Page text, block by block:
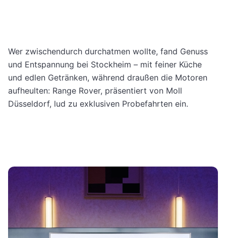
Wer zwischendurch durchatmen wollte, fand Genuss
und Entspannung bei Stockheim – mit feiner Küche
und edlen Getränken, während draußen die Motoren
aufheulten: Range Rover, präsentiert von Moll
Düsseldorf, lud zu exklusiven Probefahrten ein.